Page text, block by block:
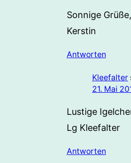
Sonnige Grüße,
Kerstin
Antworten
Kleefalter
21. Mai
Lustige
Lg Kleefalter
Antworten